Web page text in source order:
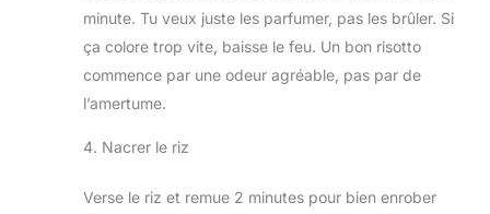
minute. Tu veux juste les parfumer, pas les brûler. Si
ça colore trop vite, baisse le feu. Un bon risotto
commence par une odeur agréable, pas par de
l’amertume.
4. Nacrer le riz
Verse le riz et remue 2 minutes pour bien enrober